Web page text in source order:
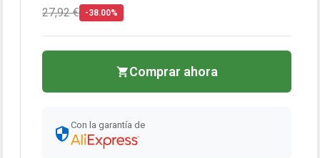
27,92 € -38.00%
Comprar ahora
Con la garantía de